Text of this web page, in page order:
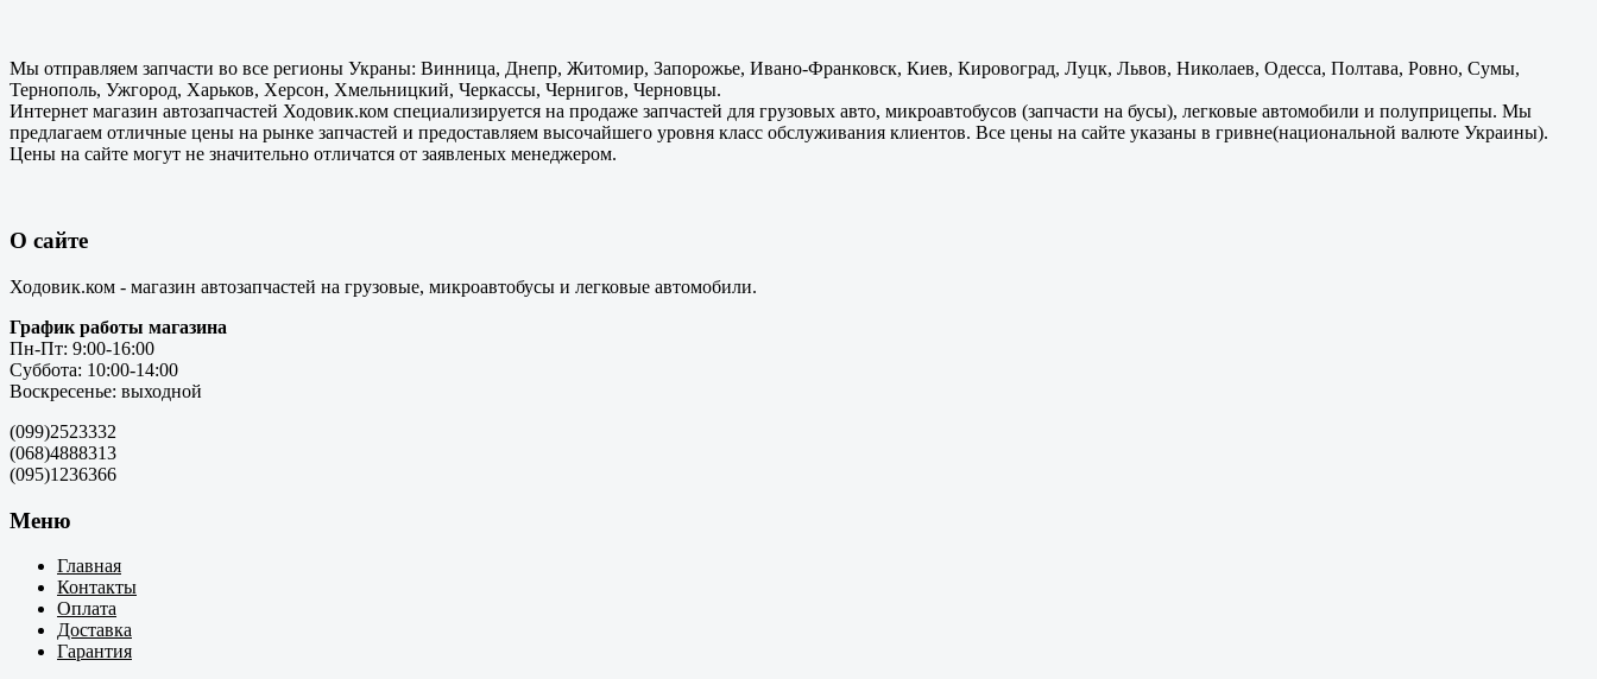
Мы отправляем запчасти во все регионы Украны: Винница, Днепр, Житомир, Запорожье, Ивано-Франковск, Киев, Кировоград, Луцк, Львов, Николаев, Одесса, Полтава, Ровно, Сумы,
Тернополь, Ужгород, Харьков, Херсон, Хмельницкий, Черкассы, Чернигов, Черновцы.
Интернет магазин автозапчастей Ходовик.ком специализируется на продаже запчастей для грузовых авто, микроавтобусов (запчасти на бусы), легковые автомобили и полуприцепы. Мы
предлагаем отличные цены на рынке запчастей и предоставляем высочайшего уровня класс обслуживания клиентов. Все цены на сайте указаны в гривне(национальной валюте Украины).
Цены на сайте могут не значительно отличатся от заявленых менеджером.
О сайте
Ходовик.ком - магазин автозапчастей на грузовые, микроавтобусы и легковые автомобили.
График работы магазина
Пн-Пт: 9:00-16:00
Суббота: 10:00-14:00
Воскресенье: выходной
(099)2523332
(068)4888313
(095)1236366
Меню
Главная
Контакты
Оплата
Доставка
Гарантия